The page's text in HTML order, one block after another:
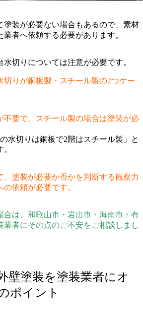
塗装が必要ない場合もあるので、素材
者へ依頼する必要があります。
切りについては注意が必要です。
切りが銅板製・スチール製の2つケー
不要で、スチール製の場合は塗装が必
水切りは銅板で2階はスチール製」と
、塗装が必要か否かを判断する観察力
依頼が必要です。
合は、和歌山市・岩出市・海南市・有
業者にその点のご不安をご相談しまし
壁塗装を塗装業者にオ
ポイント